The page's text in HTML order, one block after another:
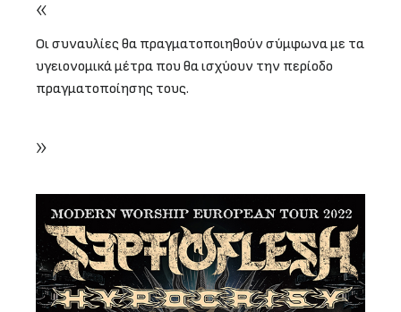
Οι συναυλίες θα πραγματοποιηθούν σύμφωνα με τα
υγειονομικά μέτρα που θα ισχύουν την περίοδο
πραγματοποίησης τους.